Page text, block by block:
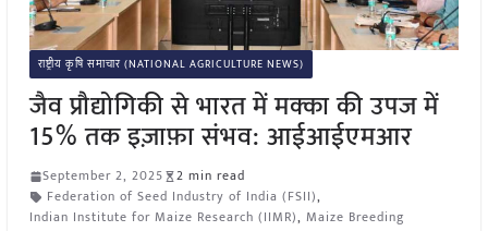
राष्ट्रीय कृषि समाचार (NATIONAL AGRICULTURE NEWS)
जैव प्रौद्योगिकी से भारत में मक्का की उपज में
15% तक इज़ाफ़ा संभव: आईआईएमआर
September 2, 2025
2 min read
Federation of Seed Industry of India (FSII),
Indian Institute for Maize Research (IIMR), Maize Breeding